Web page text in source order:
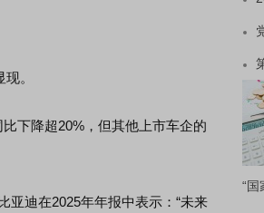
。
下降超20%，但其他上市车企的
亚迪在2025年年报中表示：“未来
“国